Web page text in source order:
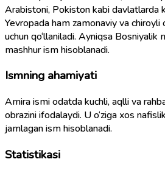
Arabistoni, Pokiston kabi davlatlarda
Yevropada ham zamonaviy va chiroyli
uchun qo‘llaniladi. Ayniqsa Bosniyalik
mashhur ism hisoblanadi.
Ismning ahamiyati
Amira ismi odatda kuchli, aqlli va
obrazini ifodalaydi. U o‘ziga xos
jamlagan ism hisoblanadi.
Statistikasi